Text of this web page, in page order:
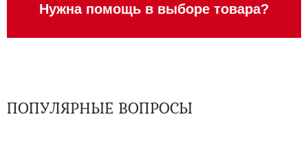
Нужна помощь в выборе товара?
ПОПУЛЯРНЫЕ ВОПРОСЫ